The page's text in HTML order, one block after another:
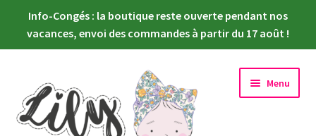
Info-Congés : la boutique reste ouverte pendant nos
vacances, envoi des commandes à partir du 17 août !
la
navigation
contenu
Menu